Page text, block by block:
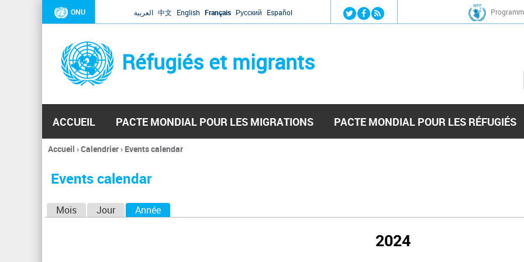
Jump to navigation
ONU العربية 中文 English Français Русский Español
Réfugiés et migrants
ACCUEIL PACTE MONDIAL POUR LES MIGRATIONS PACTE MONDIAL POUR LES RÉFUGIÉS
Vous
ici
Accueil ›Calendrier› Events calendar
Events calendar
Mois Jour Année
2024